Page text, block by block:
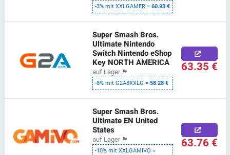
-3% mit XXLGAMER =60.93 €
Super Smash Bros.
Ultimate Nintendo
Switch Nintendo eShop
Key NORTH AMERICA
auf Lager 🏴
-8% mit G2A8XXLG =58.28 €
63.35 €
Super Smash Bros.
Ultimate EN United
States
auf Lager 🏴
-10% mit XXLGAMIVO =
63.76 €